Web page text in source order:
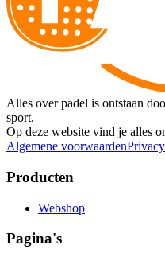
Alles over padel is ontstaan
sport.
Op deze website vind je alles
Algemene voorwaarden
Producten
Webshop
Pagina's